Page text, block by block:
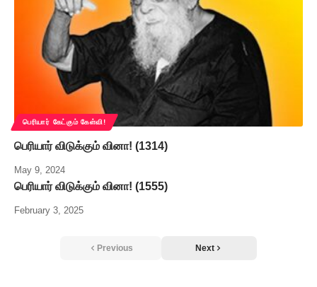
பெரியார் கேட்கும் கேள்வி!
பெரியார் விடுக்கும் வினா! (1314)
May 9, 2024
பெரியார் விடுக்கும் வினா! (1555)
February 3, 2025
Previous Next